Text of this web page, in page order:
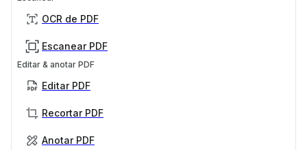
OCR de PDF
Escanear PDF
Editar & anotar PDF
Editar PDF
Recortar PDF
Anotar PDF